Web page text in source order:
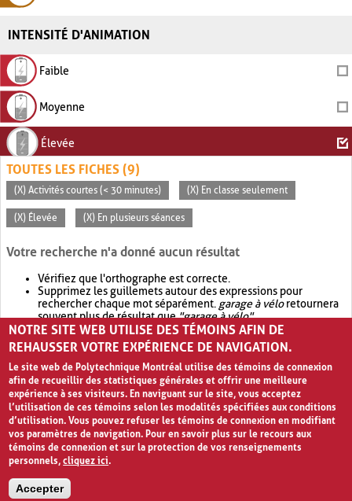
INTENSITÉ D'ANIMATION
Faible
Moyenne
Élevée
TOUTES LES FICHES (9)
(X) Activités courtes (< 30 minutes) (X) En classe seulement
(X) Élevée (X) En plusieurs séances
Votre recherche n'a donné aucun résultat
Vérifiez que l'orthographe est correcte.
Supprimez les guillemets autour des expressions pour
rechercher chaque mot séparément. garage à véloretournera
souvent plus de résultat que"garage à vélo".
Envisagez d'élargir votre recherche avec OR.garage OR vélo
retournera souvent plus de résultat quegarage à vélo
NOTRE SITE WEB UTILISE DES TÉMOINS AFIN DE
REHAUSSER VOTRE EXPÉRIENCE DE NAVIGATION.
Le site web de Polytechnique Montréal utilise des témoins de connexion
afin de recueillir des statistiques générales et offrir une meilleure
expérience à ses visiteurs. En naviguant sur le site, vous acceptez
l’utilisation de ces témoins selon les modalités spécifiées aux conditions
d’utilisation. Vous pouvez refuser les témoins de connexion en modifiant
vos paramètres de navigation. Pour en savoir plus sur le recours aux
témoins de connexion et sur la protection de vos renseignements
personnels,cliquez ici.
Accepter